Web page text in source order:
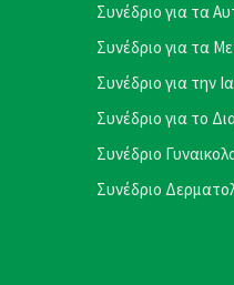
Συνέδριο για τα
Συνέδριο για τα
Συνέδριο για την
Συνέδριο για το
Συνέδριο
Συνέδριο